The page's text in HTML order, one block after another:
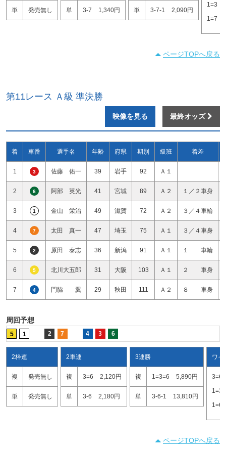
単 発売無し 単 3-7 1,340円 単 3-7-1 2,090円
1=3
1=7
ページTOPへ戻る
第11レース Ａ級 準決勝
映像を見る 最終オッズ
着 車番 選手名 年齢 府県 期別 級班 着差
1 3 佐藤 佑一 39 岩手 92 Ａ１
2 6 阿部 英光 41 宮城 89 Ａ２ １／２車身
3 1 金山 栄治 49 滋賀 72 Ａ２ ３／４車輪
4 7 太田 真一 47 埼玉 75 Ａ１ ３／４車身
5 2 原田 泰志 36 新潟 91 Ａ１ １ 車輪
6 5 北川大五郎 31 大阪 103 Ａ１ ２ 車身
7 4 門脇 翼 29 秋田 111 Ａ２ ８ 車身
周回予想
5 1 2 7 4 3 6
2枠連
複 発売無し
単 発売無し
2車連
複 3=6 2,120円
単 3-6 2,180円
3連勝
複 1=3=6 5,890円
単 3-6-1 13,810円
ワイ
3=6
1=3
1=6
ページTOPへ戻る